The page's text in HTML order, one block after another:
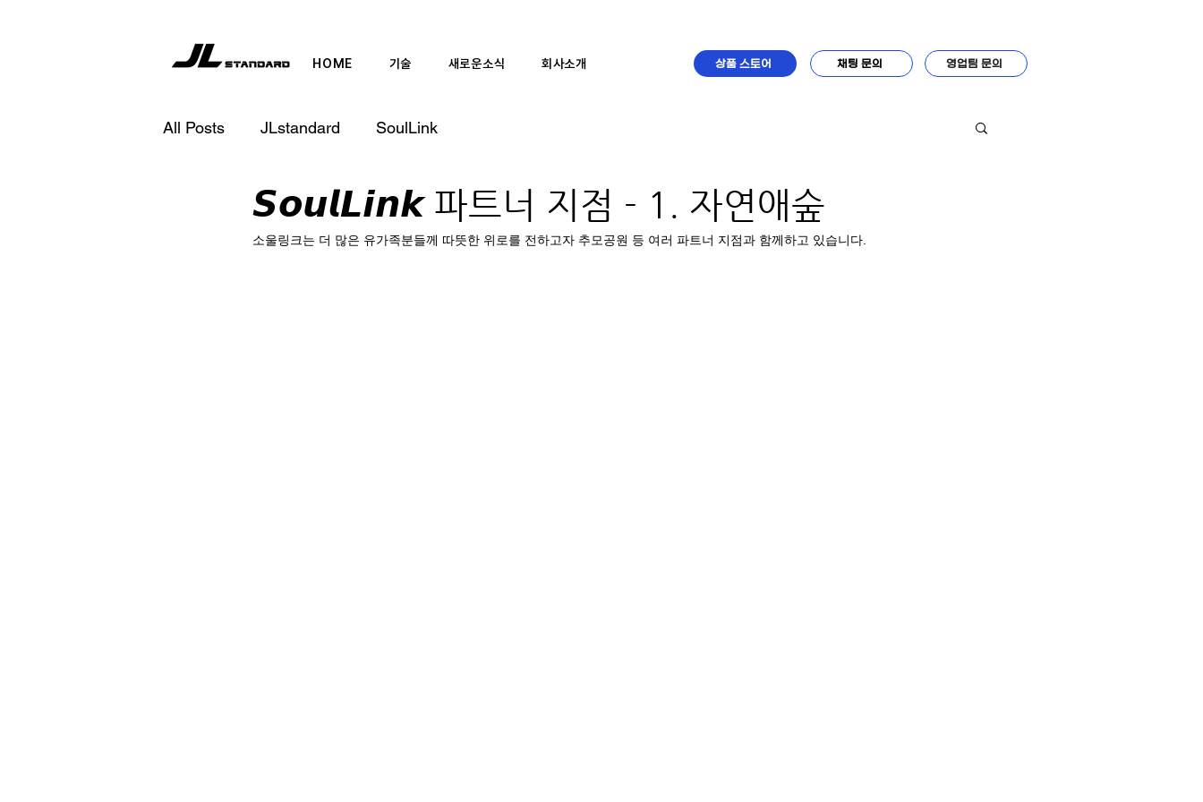
HOME 기술 새로운소식 회사소개 상품 스토어 채팅 문의 영업팀 문의
All Posts JLstandard SoulLink
𝙎𝙤𝙪𝙡𝙇𝙞𝙣𝙠 파트너 지점 - 1. 자연애숲
소울링크는 더 많은 유가족분들께 따뜻한 위로를 전하고자 추모공원 등 여러 파트너 지점과 함께하고 있습니다.